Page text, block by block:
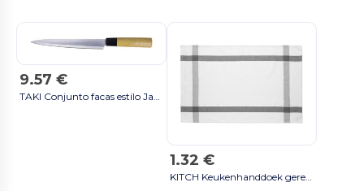
9.57 €
TAKI Conjunto facas estilo Japonês - GiftRetail KC6841 multicolor
1.32 €
KITCH Keukenhanddoek gerecycled - GiftRetail MO6871 cinza